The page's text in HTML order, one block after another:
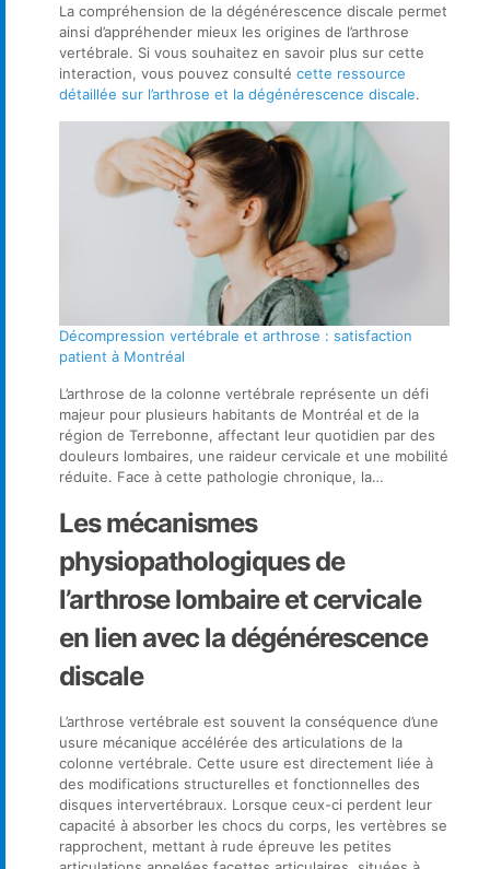
La compréhension de la dégénérescence discale permet
ainsi d’appréhender mieux les origines de l’arthrose
vertébrale. Si vous souhaitez en savoir plus sur cette
interaction, vous pouvez consulté cette ressource
détaillée sur l’arthrose et la dégénérescence discale.
Décompression vertébrale et arthrose : satisfaction
patient à Montréal
L’arthrose de la colonne vertébrale représente un défi
majeur pour plusieurs habitants de Montréal et de la
région de Terrebonne, affectant leur quotidien par des
douleurs lombaires, une raideur cervicale et une mobilité
réduite. Face à cette pathologie chronique, la…
Les mécanismes
physiopathologiques de
l’arthrose lombaire et cervicale
en lien avec la dégénérescence
discale
L’arthrose vertébrale est souvent la conséquence d’une
usure mécanique accélérée des articulations de la
colonne vertébrale. Cette usure est directement liée à
des modifications structurelles et fonctionnelles des
disques intervertébraux. Lorsque ceux-ci perdent leur
capacité à absorber les chocs du corps, les vertèbres se
rapprochent, mettant à rude épreuve les petites